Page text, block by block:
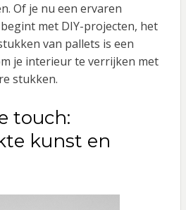
Of je nu een ervaren
met DIY-projecten, het
van pallets is een
je interieur te verrijken met
stukken.
touch:
kunst en